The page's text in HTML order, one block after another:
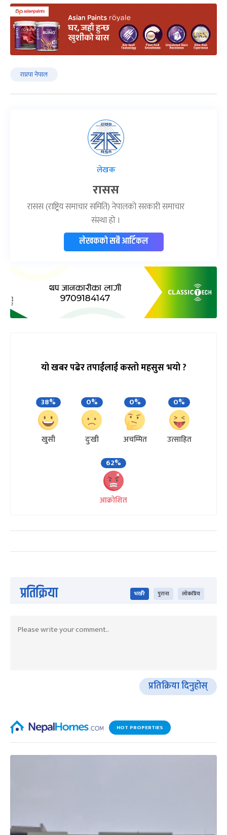
राप्रपा नेपाल
लेखक
रासस
रासस (राष्ट्रिय समाचार समिति) नेपालको सरकारी समाचार
संस्था हो ।
लेखकको सबै आर्टिकल
यो खबर पढेर तपाईलाई कस्तो महसुस भयो ?
38%
खुसी
0%
दुःखी
0%
अचम्मित
0%
उत्साहित
62%
आक्रोशित
प्रतिक्रिया भर्खरै पुराना लोकप्रिय
प्रतिक्रिया दिनुहोस्
HOT PROPERTIES